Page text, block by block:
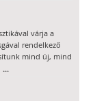
várja a
rendelkező
mind új, mind
...